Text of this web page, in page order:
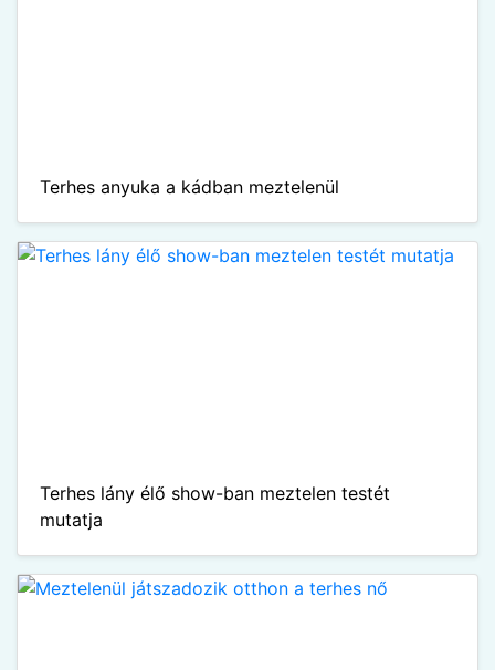
Terhes anyuka a kádban meztelenül
Terhes lány élő show-ban meztelen testét
mutatja